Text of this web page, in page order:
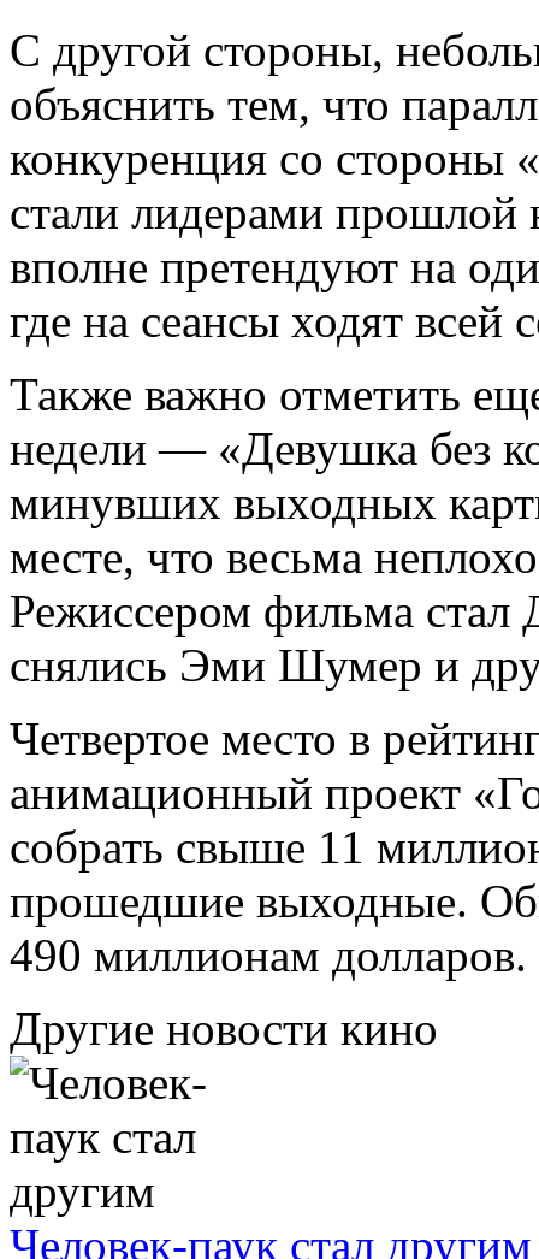
С другой стороны,
объяснить тем, что
конкуренция со
стали лидерами прошлой
вполне претендуют на
где на сеансы ходят всей
Также важно отметить
недели — «Девушка без
минувших выходных
месте, что весьма
Режиссером фильма стал
снялись Эми Шумер и
Четвертое место в
анимационный проект
собрать свыше 11
прошедшие выходные.
490 миллионам долларов.
Другие новости кино
Человек-паук стал другим